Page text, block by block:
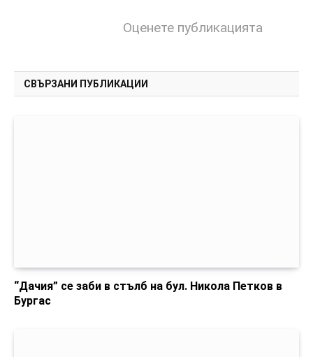
Оценете публикацията
СВЪРЗАНИ ПУБЛИКАЦИИ
“Дачия” се заби в стълб на бул. Никола Петков в
Бургас